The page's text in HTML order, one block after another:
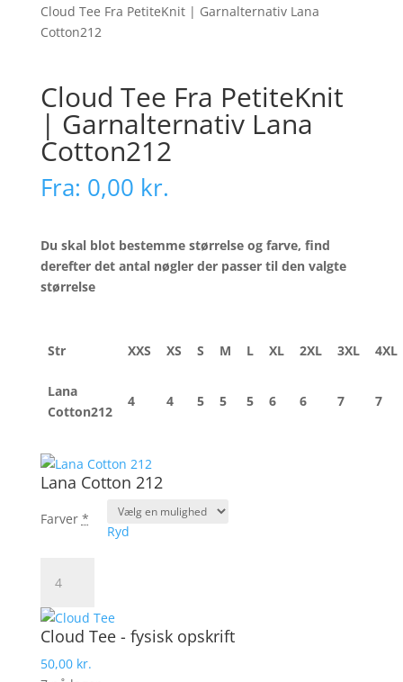
Cloud Tee Fra PetiteKnit | Garnalternativ Lana
Cotton212
Cloud Tee Fra PetiteKnit
| Garnalternativ Lana
Cotton212
Fra: 0,00 kr.
Du skal blot bestemme størrelse og farve, find
derefter det antal nøgler der passer til den valgte
størrelse
Str XXS XS S M L XL 2XL 3XL 4XL
Lana
Cotton212
4 4 5 5 5 6 6 7 7
Lana Cotton 212
Farver *
Ryd
Cotton
212
antal
Cloud Tee - fysisk opskrift
50,00 kr.